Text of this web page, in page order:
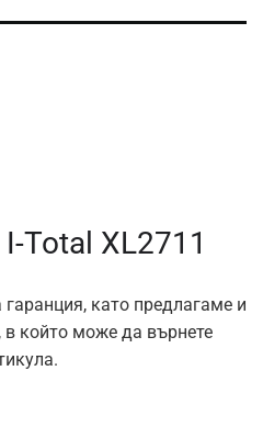
Total XL2711
като предлагаме и
в който може да върнете